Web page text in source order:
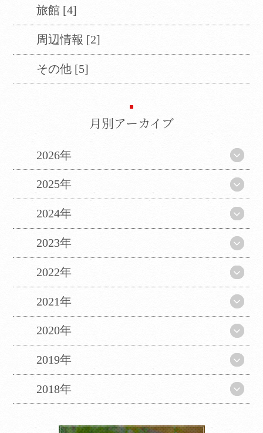
旅館 [4]
周辺情報 [2]
その他 [5]
月別アーカイブ
2026年
2025年
2024年
2023年
2022年
2021年
2020年
2019年
2018年
Translate
翻訳について
当サイトは、外部サイトの翻訳サービス［
Google翻訳サービス ］を導入しています。
機械的に翻訳されますので、言葉づかい・文
法などが正確でない場合があります。翻訳の
社では責任を負うことができません。